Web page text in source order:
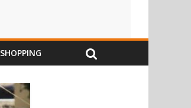
SHOPPING